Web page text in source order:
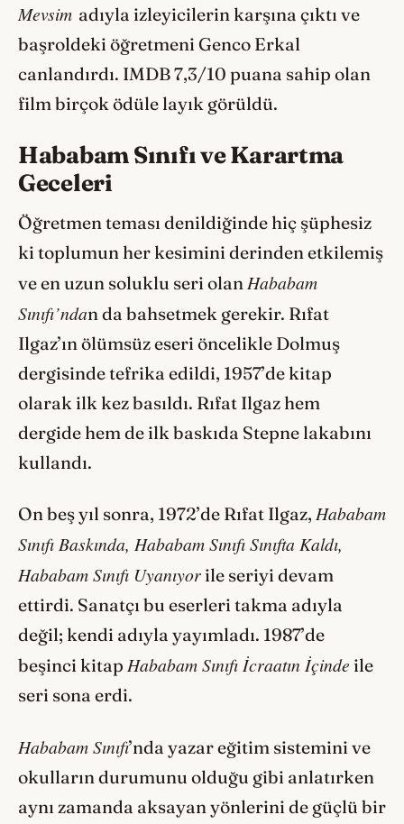
Mevsim adıyla izleyicilerin karşına çıktı ve
başroldeki öğretmeni Genco Erkal
canlandırdı. IMDB 7,3/10 puana sahip olan
film birçok ödüle layık görüldü.
Hababam Sınıfı ve Karartma
Geceleri
Öğretmen teması denildiğinde hiç şüphesiz
ki toplumun her kesimini derinden etkilemiş
ve en uzun soluklu seri olan Hababam
Sınıfı’ndan da bahsetmek gerekir. Rıfat
Ilgaz’ın ölümsüz eseri öncelikle Dolmuş
dergisinde tefrika edildi, 1957’de kitap
olarak ilk kez basıldı. Rıfat Ilgaz hem
dergide hem de ilk baskıda Stepne lakabını
kullandı.
On beş yıl sonra, 1972’de Rıfat Ilgaz, Hababam
Sınıfı Baskında, Hababam Sınıfı Sınıfta Kaldı,
Hababam Sınıfı Uyanıyor ile seriyi devam
ettirdi. Sanatçı bu eserleri takma adıyla
değil; kendi adıyla yayımladı. 1987’de
beşinci kitap Hababam Sınıfı İcraatın İçinde ile
seri sona erdi.
Hababam Sınıfı’nda yazar eğitim sistemini ve
okulların durumunu olduğu gibi anlatırken
aynı zamanda aksayan yönlerini de güçlü bir